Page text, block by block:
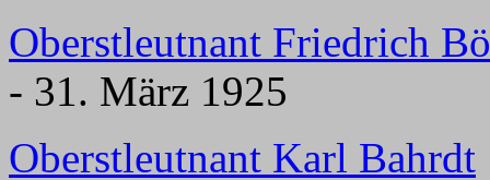
Oberstleutnant Friedrich
- 31. März 1925
Oberstleutnant Karl Bahrdt